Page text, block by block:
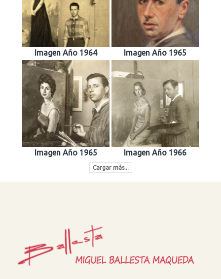
Imagen Año 1964 Imagen Año 1965
Imagen Año 1965 Imagen Año 1966
Cargar más...